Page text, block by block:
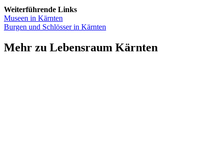
Weiterführende Links
Museen in Kärnten
Burgen und Schlösser in Kärnten
Mehr zu Lebensraum Kärnten